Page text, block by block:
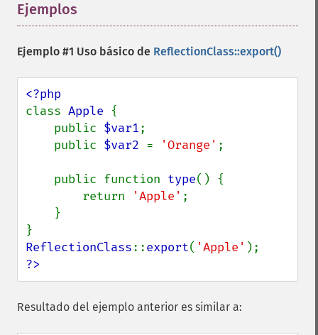
Ejemplos
Ejemplo #1 Uso básico de ReflectionClass::export()
class Apple {
    public
$var1;
    public
$var2 = 'Orange' ;
    public function
type() {
        return
'Apple' ;
ReflectionClass::export( 'Apple'
?>
Resultado del ejemplo anterior es similar a: